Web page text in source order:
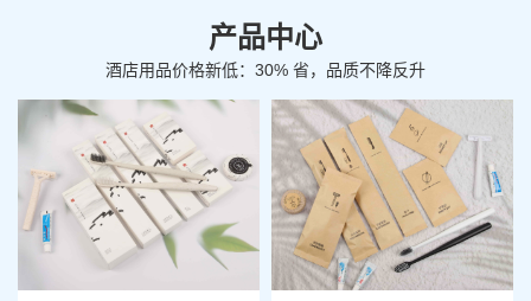
产品中心
酒店用品价格新低：30% 省，品质不降反升